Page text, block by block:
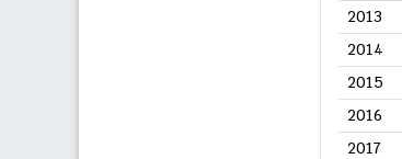
2013
2014
2015
2016
2017